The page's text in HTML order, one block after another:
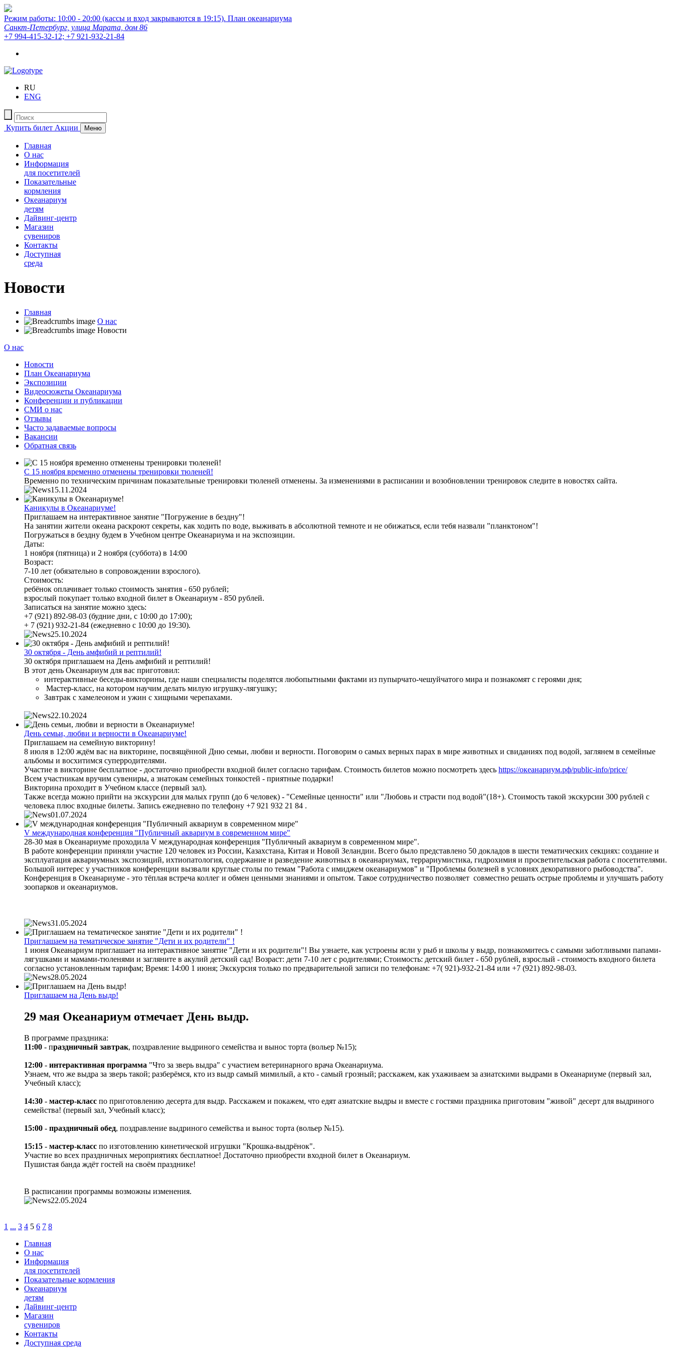
Режим работы: 10:00 - 20:00 (кассы и вход закрываются в 19:15). План океанариума
Санкт-Петербург, улица Марата, дом 86
+7 994-415-32-12; +7 921-932-21-84
RU
ENG
Купить билет Акции Меню
Главная
О нас
Информация
для посетителей
Показательные
кормления
Океанариум
детям
Дайвинг-центр
Магазин
сувениров
Контакты
Доступная
среда
Новости
Главная
О нас
Новости
О нас
Новости
План Океанариума
Экспозиции
Видеосюжеты Океанариума
Конференции и публикации
СМИ о нас
Отзывы
Часто задаваемые вопросы
Вакансии
Обратная связь
С 15 ноября временно отменены тренировки тюленей!
Временно по техническим причинам показательные тренировки тюленей отменены. За изменениями в расписании и возобновлении тренировок следите в новостях сайта.
15.11.2024
Каникулы в Океанариуме!
Приглашаем на интерактивное занятие "Погружение в бездну"!
На занятии жители океана раскроют секреты, как ходить по воде, выживать в абсолютной темноте и не обижаться, если тебя назвали "планктоном"!
Погружаться в бездну будем в Учебном центре Океанариума и на экспозиции.
Даты:
1 ноября (пятница) и 2 ноября (суббота) в 14:00
Возраст:
7-10 лет (обязательно в сопровождении взрослого).
Стоимость:
ребёнок оплачивает только стоимость занятия - 650 рублей;
взрослый покупает только входной билет в Океанариум - 850 рублей.
Записаться на занятие можно здесь:
+7 (921) 892-98-03 (будние дни, с 10:00 до 17:00);
+ 7 (921) 932-21-84 (ежедневно с 10:00 до 19:30).
25.10.2024
30 октября - День амфибий и рептилий!
30 октября приглашаем на День амфибий и рептилий!
В этот день Океанариум для вас приготовил:
интерактивные беседы-викторины, где наши специалисты поделятся любопытными фактами из пупырчато-чешуйчатого мира и познакомят с героями дня;
Мастер-класс, на котором научим делать милую игрушку-лягушку;
Завтрак с хамелеоном и ужин с хищными черепахами.
22.10.2024
День семьи, любви и верности в Океанариуме!
Приглашаем на семейную викторину!
8 июля в 12:00 ждём вас на викторине, посвящённой Дню семьи, любви и верности. Поговорим о самых верных парах в мире животных и свиданиях под водой, заглянем в семейные
альбомы и восхитимся суперродителями.
Участие в викторине бесплатное - достаточно приобрести входной билет согласно тарифам. Стоимость билетов можно посмотреть здесь https://океанариум.рф/public-info/price/
Всем участникам вручим сувениры, а знатокам семейных тонкостей - приятные подарки!
Викторина проходит в Учебном классе (первый зал).
Также всегда можно прийти на экскурсии для малых групп (до 6 человек) - "Семейные ценности" или "Любовь и страсти под водой"(18+). Стоимость такой экскурсии 300 рублей с
человека плюс входные билеты. Запись ежедневно по телефону +7 921 932 21 84 .
01.07.2024
V международная конференция "Публичный аквариум в современном мире"
28-30 мая в Океанариуме проходила V международная конференция "Публичный аквариум в современном мире".
В работе конференции приняли участие 120 человек из России, Казахстана, Китая и Новой Зеландии. Всего было представлено 50 докладов в шести тематических секциях: создание и
эксплуатация аквариумных экспозиций, ихтиопатология, содержание и разведение животных в океанариумах, террариумистика, гидрохимия и просветительская работа с посетителями.
Большой интерес у участников конференции вызвали круглые столы по темам "Работа с имиджем океанариумов" и "Проблемы болезней в условиях декоративного рыбоводства".
Конференция в Океанариуме - это тёплая встреча коллег и обмен ценными знаниями и опытом. Такое сотрудничество позволяет совместно решать острые проблемы и улучшать работу
зоопарков и океанариумов.
31.05.2024
Приглашаем на тематическое занятие "Дети и их родители" !
1 июня Океанариум приглашает на интерактивное занятие "Дети и их родители"! Вы узнаете, как устроены ясли у рыб и школы у выдр, познакомитесь с самыми заботливыми папами-
лягушками и мамами-тюленями и загляните в акулий детский сад! Возраст: дети 7-10 лет с родителями; Стоимость: детский билет - 650 рублей, взрослый - стоимость входного билета
согласно установленным тарифам; Время: 14:00 1 июня; Экскурсия только по предварительной записи по телефонам: +7( 921)-932-21-84 или +7 (921) 892-98-03.
28.05.2024
Приглашаем на День выдр!
29 мая Океанариум отмечает День выдр.
В программе праздника:
11:00 - праздничный завтрак, поздравление выдриного семейства и вынос торта (вольер №15);
12:00 - интерактивная программа "Что за зверь выдра" с участием ветеринарного врача Океанариума.
Узнаем, что же выдра за зверь такой; разберёмся, кто из выдр самый мимилый, а кто - самый грозный; расскажем, как ухаживаем за азиатскими выдрами в Океанариуме (первый зал,
Учебный класс);
14:30 - мастер-класс по приготовлению десерта для выдр. Расскажем и покажем, что едят азиатские выдры и вместе с гостями праздника приготовим "живой" десерт для выдриного
семейства! (первый зал, Учебный класс);
15:00 - праздничный обед, поздравление выдриного семейства и вынос торта (вольер №15).
15:15 - мастер-класс по изготовлению кинетической игрушки "Крошка-выдрёнок".
Участие во всех праздничных мероприятиях бесплатное! Достаточно приобрести входной билет в Океанариум.
Пушистая банда ждёт гостей на своём празднике!
В расписании программы возможны изменения.
22.05.2024
1 ... 3 4 5 6 7 8
Главная
О нас
Информация
для посетителей
Показательные кормления
Океанариум
детям
Дайвинг-центр
Магазин
сувениров
Контакты
Доступная среда